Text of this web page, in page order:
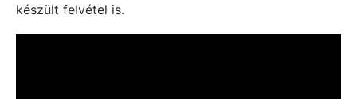
készült felvétel is.